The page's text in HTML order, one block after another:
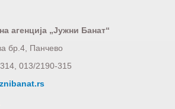
агенција „Јужни Банат“
бр.4, Панчево
013/2190-315